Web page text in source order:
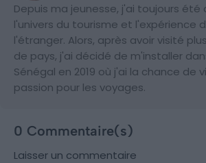
Depuis ma jeunesse, j'ai toujours
l'univers du tourisme et l'expérience
l'étranger. Alors, après avoir visité
de pays, j'ai décidé de m'installer
Sénégal en 2019 où j'ai la chance de
passion pour les voyages.
0 Commentaire(s)
Laisser un commentaire